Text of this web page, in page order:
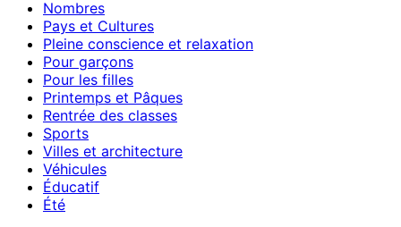
Nombres
Pays et Cultures
Pleine conscience et relaxation
Pour garçons
Pour les filles
Printemps et Pâques
Rentrée des classes
Sports
Villes et architecture
Véhicules
Éducatif
Été